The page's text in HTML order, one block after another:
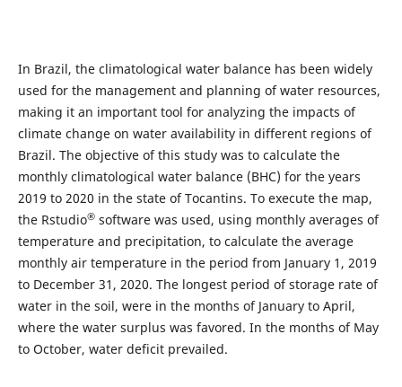
In Brazil, the climatological water balance has been widely
used for the management and planning of water resources,
making it an important tool for analyzing the impacts of
climate change on water availability in different regions of
Brazil. The objective of this study was to calculate the
monthly climatological water balance (BHC) for the years
2019 to 2020 in the state of Tocantins. To execute the map,
the Rstudio®software was used, using monthly averages of
temperature and precipitation, to calculate the average
monthly air temperature in the period from January 1, 2019
to December 31, 2020. The longest period of storage rate of
water in the soil, were in the months of January to April,
where the water surplus was favored. In the months of May
to October, water deficit prevailed.